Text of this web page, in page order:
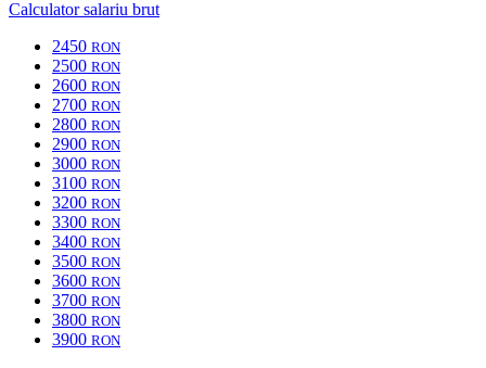
Calculator salariu brut
2450 RON
2500 RON
2600 RON
2700 RON
2800 RON
2900 RON
3000 RON
3100 RON
3200 RON
3300 RON
3400 RON
3500 RON
3600 RON
3700 RON
3800 RON
3900 RON